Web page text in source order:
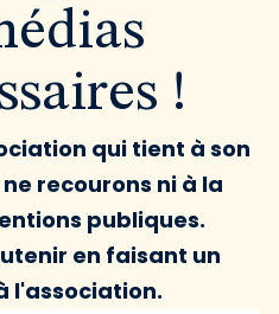
!
qui tient à son
recourons ni à la
publiques.
en faisant un
l'association.